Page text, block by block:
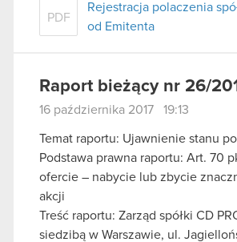
PDF
Rejestracja polaczenia
od Emitenta
Raport bieżący nr 26/
16 października 2017 19:13
Temat raportu: Ujawnienie stanu
Podstawa prawna raportu: Art. 70
ofercie – nabycie lub zbycie
akcji
Treść raportu: Zarząd spółki CD
siedzibą w Warszawie, ul.